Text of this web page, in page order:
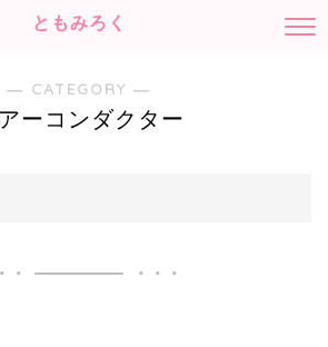
ともみろく
― CATEGORY ―
ーコンダクター